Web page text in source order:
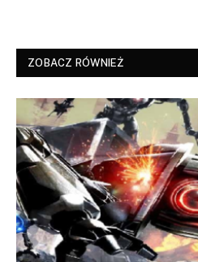
ZOBACZ RÓWNIEŻ